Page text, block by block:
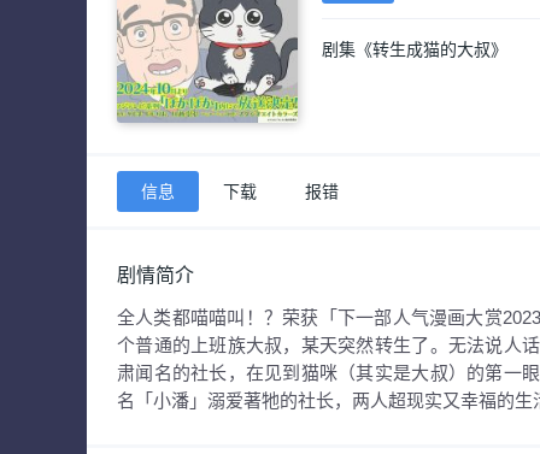
剧集《转生成猫的大叔》
信息 下载 报错
剧情简介
全人类都喵喵叫！？荣获「下一部人气漫画大赏
个普通的上班族大叔，某天突然转生了。无法说人
肃闻名的社长，在见到猫咪（其实是大叔）的第一
名「小潘」溺爱著牠的社长，两人超现实又幸福的生